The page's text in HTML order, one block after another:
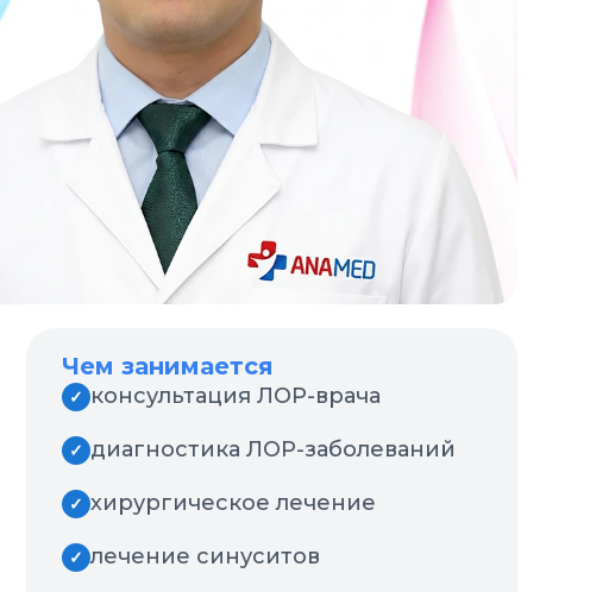
Чем занимается
✓ консультация ЛОР-врача
✓ диагностика ЛОР-заболеваний
✓ хирургическое лечение
✓ лечение синуситов